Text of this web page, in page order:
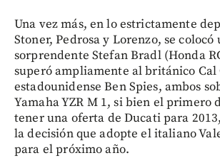
Una vez más, en lo estrictamente
Stoner, Pedrosa y Lorenzo, se colocó
sorprendente Stefan Bradl (Honda
superó ampliamente al británico
estadounidense Ben Spies, ambos
Yamaha YZR M 1, si bien el primero
tener una oferta de Ducati para
la decisión que adopte el italiano
para el próximo año.